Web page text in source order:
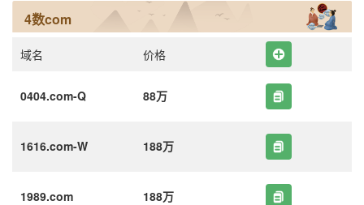
4数com
域名 价格
0404.com-Q 88万
1616.com-W 188万
1989.com 188万